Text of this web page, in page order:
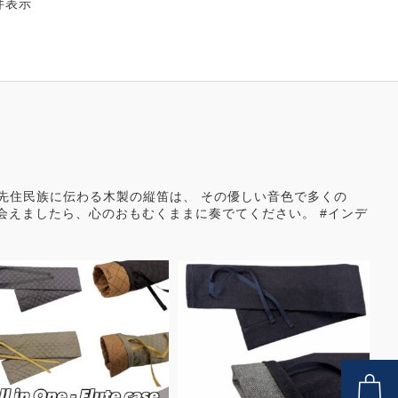
表示
住民族に伝わる木製の縦笛は、 その優しい音色で多くの
えましたら、心のおもむくままに奏でてください。
#インデ